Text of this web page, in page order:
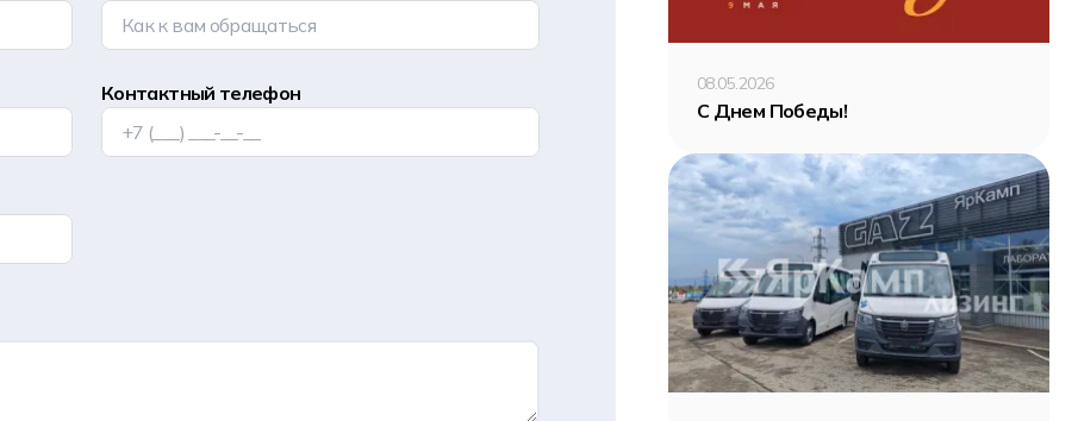
Контактный телефон 08.05.2026
С Днем Победы!